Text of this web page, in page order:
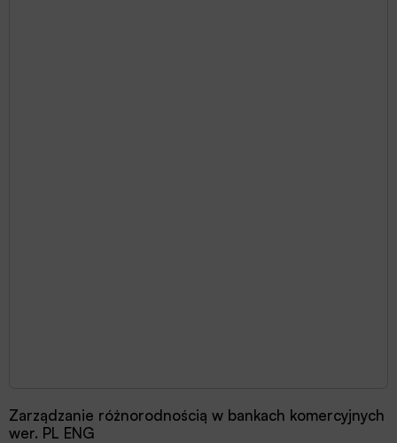
Zarządzanie różnorodnością w bankach komercyjnych
wer. PL ENG